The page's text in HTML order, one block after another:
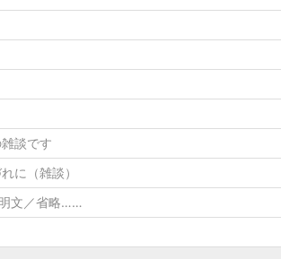
談です
に（雑談）
文／省略……